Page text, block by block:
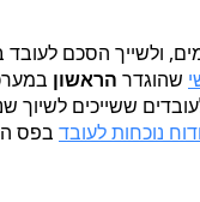
ולשייך הסכם לעובד
שהוגדר הראשון
ששייכים
נוכחות לעובד בפס